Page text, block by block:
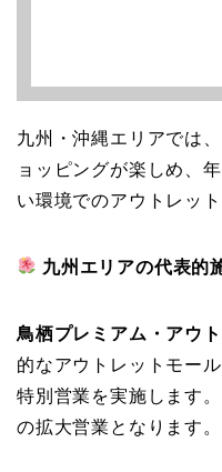
九州・沖縄エリアでは、
ョッピングが楽しめ、
い環境でのアウトレッ
九州エリアの代表的
鳥栖プレミアム・アウ
的なアウトレットモー
特別営業を実施します
の拡大営業となります。